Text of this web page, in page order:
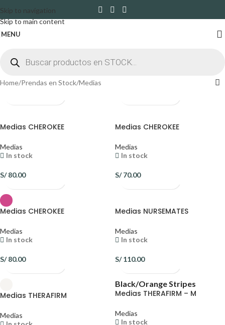
Skip to navigation
Skip to main content
MENU
Home Prendas en Stock Medias
Medias CHEROKEE
Medias
In stock
S/80.00
Medias CHEROKEE
Medias
In stock
S/70.00
Medias CHEROKEE
Medias
In stock
S/80.00
Medias NURSEMATES
Medias
In stock
S/110.00
Medias THERAFIRM
Medias
Black/Orange Stripes
Medias THERAFIRM – M
Medias
In stock